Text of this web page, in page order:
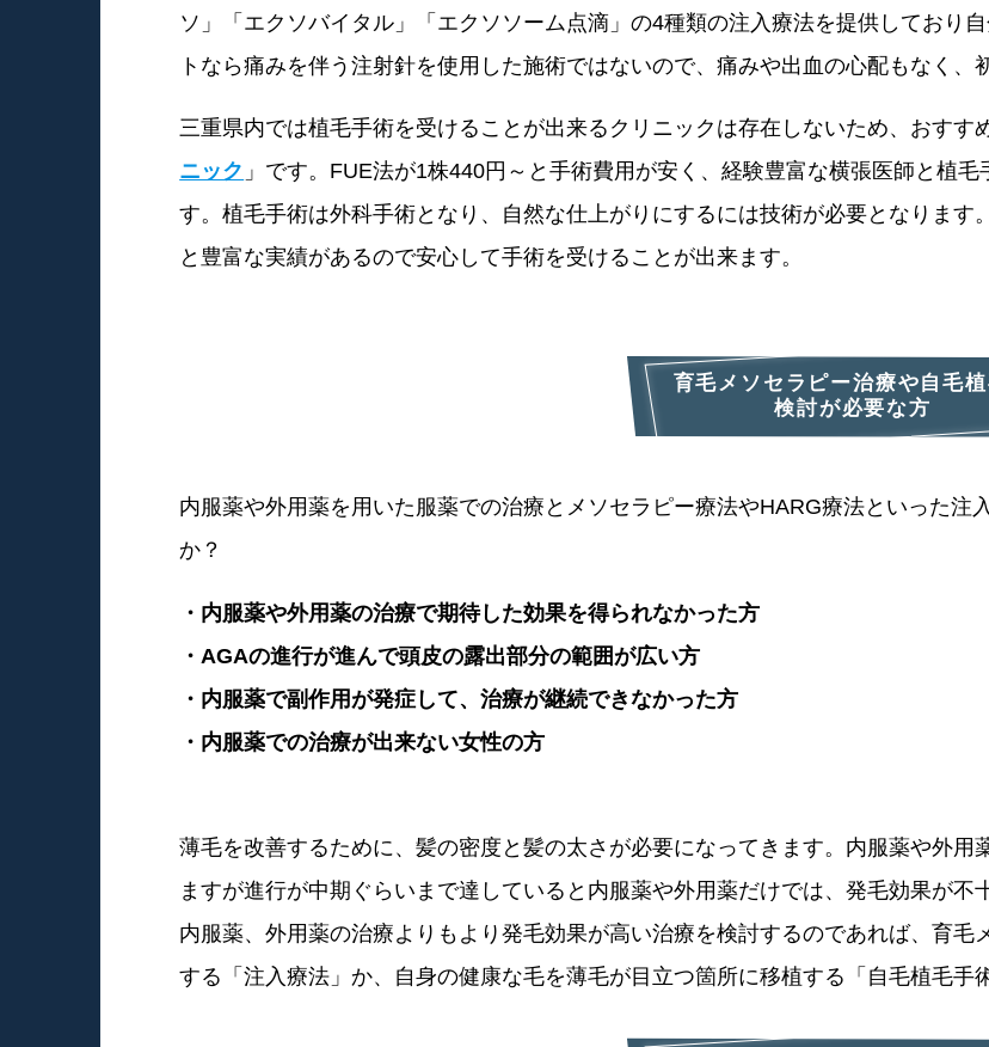
ソ」「エクソバイタル」「エクソソーム点滴」の4種類の注入療法を提供しており
トなら痛みを伴う注射針を使用した施術ではないので、痛みや出血の心配もなく、
三重県内では植毛手術を受けることが出来るクリニックは存在しないため、おすす
ニック 」です。FUE法が1株440円～と手術費用が安く、経験豊富な横張医師と植
す。植毛手術は外科手術となり、自然な仕上がりにするには技術が必要となりま
と豊富な実績があるので安心して手術を受けることが出来ます。
育毛メソセラピー治療や自毛
検討が必要な方
内服薬や外用薬を用いた服薬での治療とメソセラピー療法やHARG療法といった注
か？
・内服薬や外用薬の治療で期待した効果を得られなかった方
・AGAの進行が進んで頭皮の露出部分の範囲が広い方
・内服薬で副作用が発症して、治療が継続できなかった方
・内服薬での治療が出来ない女性の方
薄毛を改善するために、髪の密度と髪の太さが必要になってきます。内服薬や外
ますが進行が中期ぐらいまで達していると内服薬や外用薬だけでは、発毛効果が不
内服薬、外用薬の治療よりもより発毛効果が高い治療を検討するのであれば、育
する「注入療法」か、自身の健康な毛を薄毛が目立つ箇所に移植する「自毛植毛手